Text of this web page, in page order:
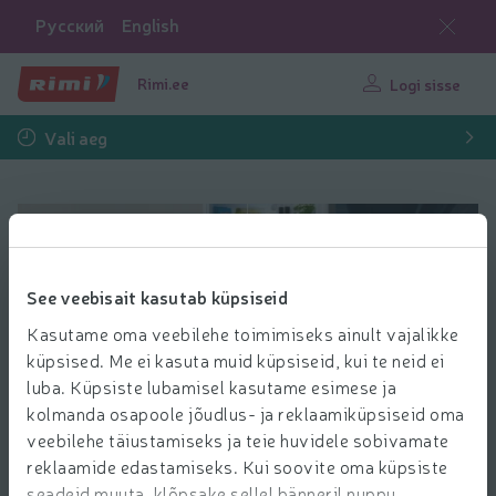
See veebisait kasutab küpsiseid
Kasutame oma veebilehe toimimiseks ainult vajalikke
küpsised. Me ei kasuta muid küpsiseid, kui te neid ei
luba. Küpsiste lubamisel kasutame esimese ja
kolmanda osapoole jõudlus- ja reklaamiküpsiseid oma
veebilehe täiustamiseks ja teie huvidele sobivamate
reklaamide edastamiseks. Kui soovite oma küpsiste
Русский English
Rimi.ee Logi sisse
Vali aeg
Loo ärikliendi konto siit